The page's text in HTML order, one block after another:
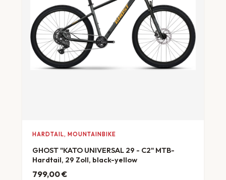
HARDTAIL, MOUNTAINBIKE
GHOST "KATO UNIVERSAL 29 - C2" MTB-
Hardtail, 29 Zoll, black-yellow
799,00€